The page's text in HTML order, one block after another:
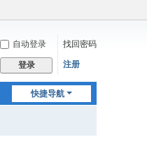
自动登录 找回密码
登录 注册
快捷导航